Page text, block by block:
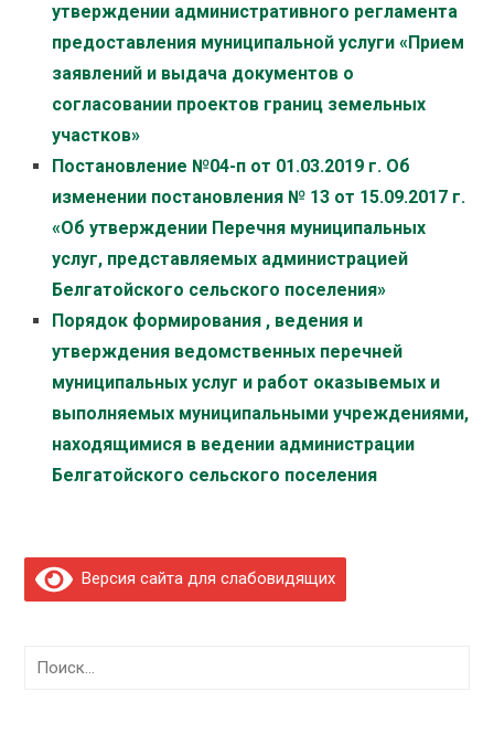
утверждении административного регламента
предоставления муниципальной услуги «Прием
заявлений и выдача документов о
согласовании проектов границ земельных
участков»
Постановление №04-п от 01.03.2019 г. Об
изменении постановления № 13 от 15.09.2017 г.
«Об утверждении Перечня муниципальных
услуг, представляемых администрацией
Белгатойского сельского поселения»
Порядок формирования , ведения и
утверждения ведомственных перечней
муниципальных услуг и работ оказывемых и
выполняемых муниципальными учреждениями,
находящимися в ведении администрации
Белгатойского сельского поселения
Версия сайта для слабовидящих
Найти: